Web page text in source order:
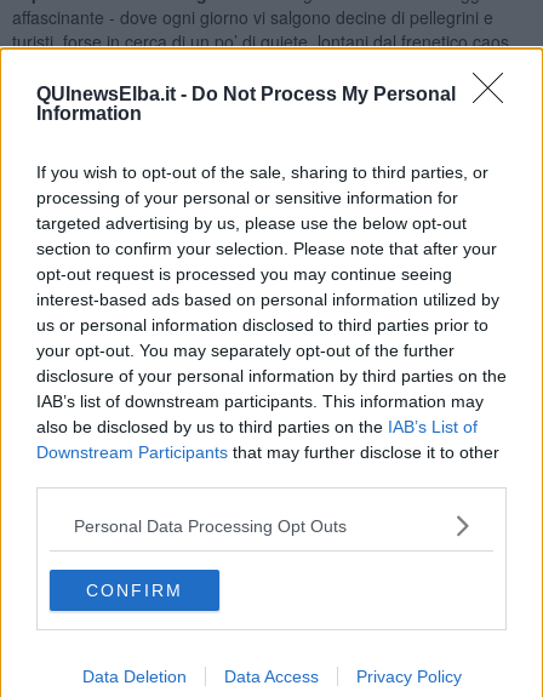
QUInewsElba.it - Do Not Process My Personal
Information
If you wish to opt-out of the sale, sharing to third parties, or
processing of your personal or sensitive information for
targeted advertising by us, please use the below opt-out
section to confirm your selection. Please note that after your
opt-out request is processed you may continue seeing
interest-based ads based on personal information utilized by
us or personal information disclosed to third parties prior to
your opt-out. You may separately opt-out of the further
disclosure of your personal information by third parties on the
IAB’s list of downstream participants. This information may
also be disclosed by us to third parties on the IAB’s List of
Downstream Participants that may further disclose it to other
Personal Data Processing Opt Outs
CONFIRM
Data Deletion Data Access Privacy Policy
affascinante - dove ogni giorno vi salgono decine di pellegrini e
turisti, forse in cerca di un po’ di quiete, lontani dal frenetico caos
dell’Elba.
Edificato nel 1606 per volontà del Maestro di campo della Fortezza
frati agostiniani, alcantarini ed eremiti fino alla metà del XIX secolo.
Adesso è curato dai volontari della Parrocchia di San Giacomo, che
si alternano mattina e pomeriggio per l’apertura.
Nell’ultimo periodo, il Santuario ha subìto importanti lavori di
riqualificazione: nel 2021 vengono arricchiti e resi fruibili vari locali
del romitorio (come la cella, il refettorio, l’erboristeria), mente nel
2022 viene allestita una piccola mostra permanente di disegni sul
luogo.
circa sessanta pannelli che ne descrivono la storia e
l’evoluzione attraverso antiche preghiere, testi e laudi.
Sempre nei mesi di Luglio ed Agosto, don Georges - vicario
parrocchiale diPorto Azzurro - celebrerà al Santuario la S.
Messa prefestiva: ogni sabato sera, alle 21.30. Nel silenzio,